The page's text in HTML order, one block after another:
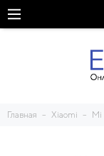
Главная Xiaomi Mi